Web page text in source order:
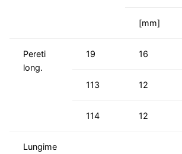
[mm]
Pereti
long.
19 16
113 12
114 12
Lungime